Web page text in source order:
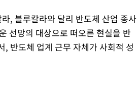
, 블루칼라와 달리 반도체 산업 종사
선망의 대상으로 떠오른 현실을 반
반도체 업계 근무 자체가 사회적 성